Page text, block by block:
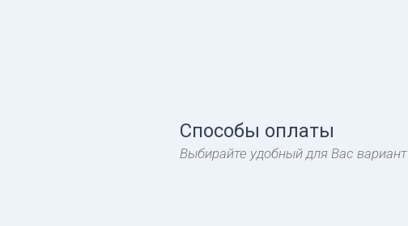
Способы оплаты
Выбирайте удобный для Вас вариант